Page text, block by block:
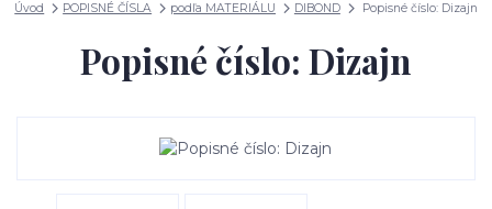
Úvod POPISNÉ ČÍSLA podľa MATERIÁLU DIBOND Popisné číslo: Dizajn
Popisné číslo: Dizajn